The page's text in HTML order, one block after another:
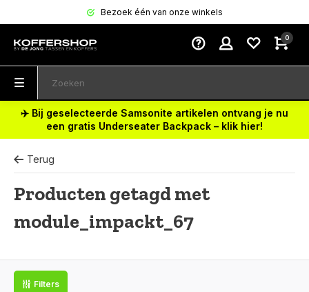
Bezoek één van onze winkels
0
✈️ Bij geselecteerde Samsonite artikelen ontvang je nu
een gratis Underseater Backpack – klik hier!
Terug
Producten getagd met
module_impackt_67
Filters